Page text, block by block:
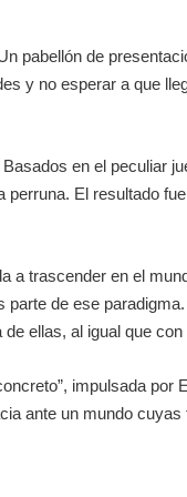
pabellón de
y no esperar a que
en el peculiar
El resultado
a trascender en el
parte de ese
ellas, al igual que con
impulsada por
ante un mundo cuyas